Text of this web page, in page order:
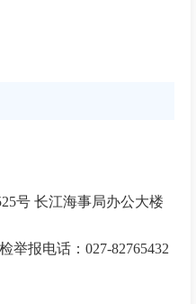
号 长江海事局办公大楼
举报电话：027-82765432